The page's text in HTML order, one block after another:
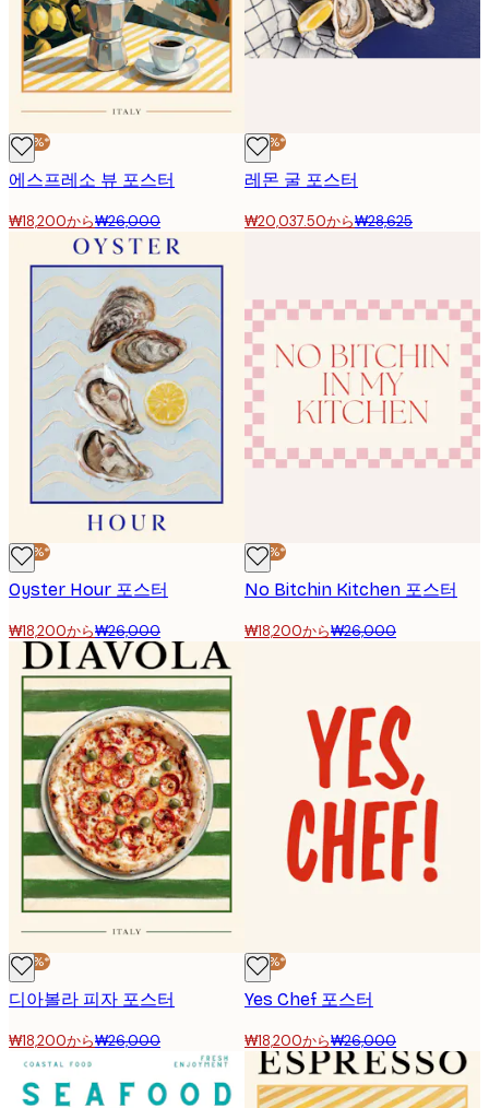
-30%*
에스프레소 뷰 포스터
₩18,200から₩26,000
-30%*
레몬 굴 포스터
₩20,037.50から₩28,625
-30%*
Oyster Hour 포스터
₩18,200から₩26,000
-30%*
No Bitchin Kitchen 포스터
₩18,200から₩26,000
-30%*
디아볼라 피자 포스터
₩18,200から₩26,000
-30%*
Yes Chef 포스터
₩18,200から₩26,000